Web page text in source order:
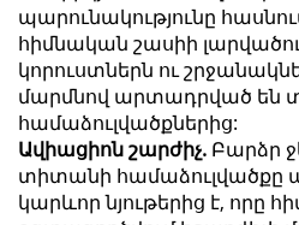
պարունակությունը
հիմնական շասիի
կորուստներն ու
մարմնով արտադրված են
համաձուլվածքներից:
Ավիացիոն շարժիչ. Բարձր
տիտանի համաձուլվածքը
կարևոր նյութերից է, որը